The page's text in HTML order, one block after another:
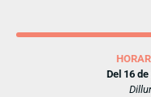
Del 16